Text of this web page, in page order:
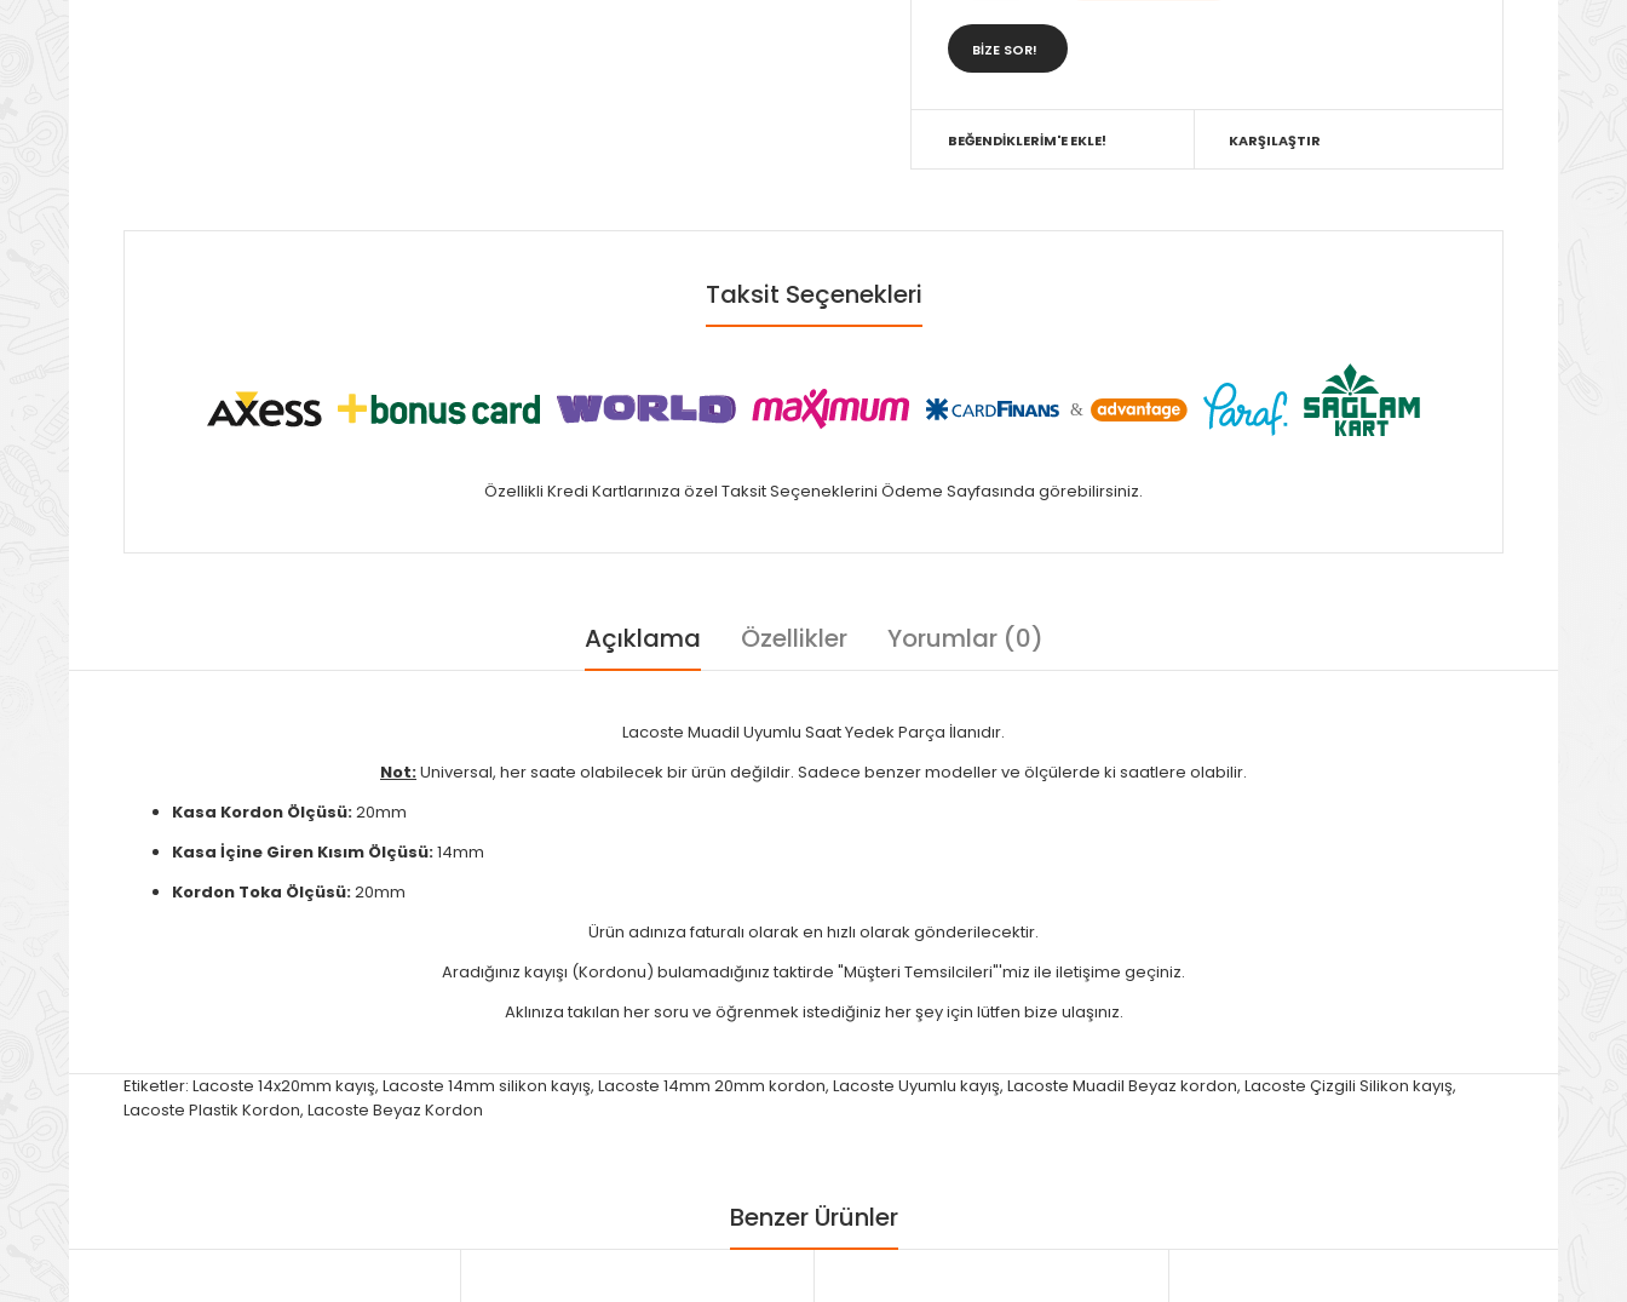
BIZE SOR!
BEĞENDIKLERIM'E EKLE! KARŞILAŞTIR
Taksit Seçenekleri
Özellikli Kredi Kartlarınıza özel Taksit Seçeneklerini Ödeme Sayfasında görebilirsiniz.
Açıklama Özellikler Yorumlar (0)
Lacoste Muadil Uyumlu Saat Yedek Parça İlanıdır.
Not:Universal, her saate olabilecek bir ürün değildir. Sadece benzer modeller ve ölçülerde ki saatlere olabilir.
Kasa Kordon Ölçüsü:20mm
Kasa İçine Giren Kısım Ölçüsü:14mm
Kordon Toka Ölçüsü:20mm
Ürün adınıza faturalı olarak en hızlı olarak gönderilecektir.
Aradığınız kayışı (Kordonu) bulamadığınız taktirde "Müşteri Temsilcileri"'miz ile iletişime geçiniz.
Aklınıza takılan her soru ve öğrenmek istediğiniz her şey için lütfen bize ulaşınız.
Etiketler: Lacoste 14x20mm kayış, Lacoste 14mm silikon kayış, Lacoste 14mm 20mm kordon, Lacoste Uyumlu kayış, Lacoste Muadil Beyaz kordon, Lacoste Çizgili Silikon kayış,
Lacoste Plastik Kordon, Lacoste Beyaz Kordon
Benzer Ürünler